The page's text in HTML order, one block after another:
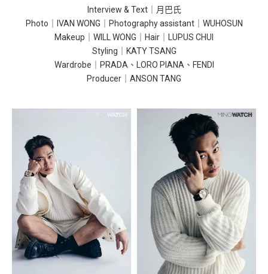
Interview & Text｜月巴氏
Photo｜IVAN WONG｜Photography assistant｜WUHOSUN
Makeup｜WILL WONG｜Hair｜LUPUS CHUI
Styling｜KATY TSANG
Wardrobe｜PRADA、LORO PIANA、FENDI
Producer｜ANSON TANG